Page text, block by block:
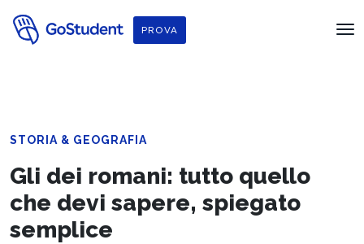
PROVA
STORIA & GEOGRAFIA
Gli dei romani: tutto quello
che devi sapere, spiegato
semplice